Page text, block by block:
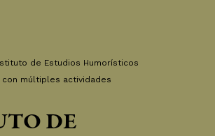
de Estudios Humorísticos
con múltiples actividades
DE